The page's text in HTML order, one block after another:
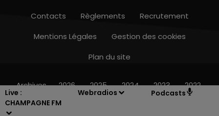
Live :
CHAMPAGNE FM
Webradios Podcasts
7h00 - 12h00
Contacts Règlements
Recrutement
Mentions Légales
Gestion des cookies
Plan du site
Archives 2026 2025 2024 2023 2022